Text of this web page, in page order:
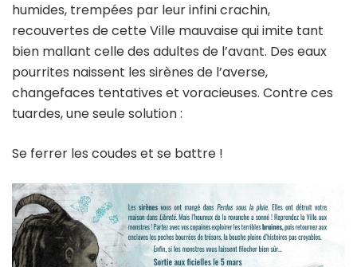
humides, trempées par leur infini crachin,
recouvertes de cette Ville mauvaise qui imite tant
bien mallant celle des adultes de l’avant. Des eaux
pourrites naissent les sirènes de l’averse,
changefaces tentatives et voracieuses. Contre ces
tuardes, une seule solution :
Se ferrer les coudes et se battre !